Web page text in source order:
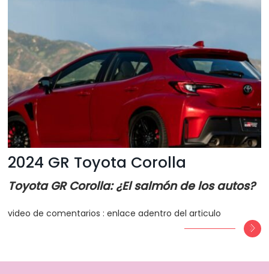
2024 GR Toyota Corolla
Toyota GR Corolla: ¿El salmón de los autos?
video de comentarios : enlace adentro del articulo